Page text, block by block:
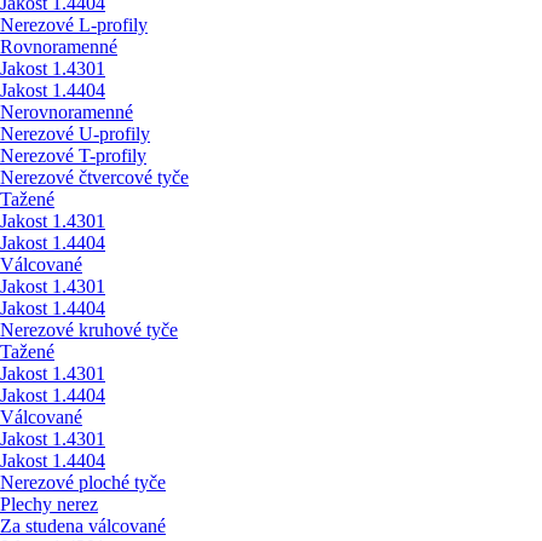
Nerezové L-profily
Rovnoramenné
Jakost 1.4301
Jakost 1.4404
Nerovnoramenné
Nerezové U-profily
Nerezové T-profily
Nerezové čtvercové tyče
Tažené
Jakost 1.4301
Jakost 1.4404
Válcované
Jakost 1.4301
Jakost 1.4404
Nerezové kruhové tyče
Tažené
Jakost 1.4301
Jakost 1.4404
Válcované
Jakost 1.4301
Jakost 1.4404
Nerezové ploché tyče
Plechy nerez
Za studena válcované